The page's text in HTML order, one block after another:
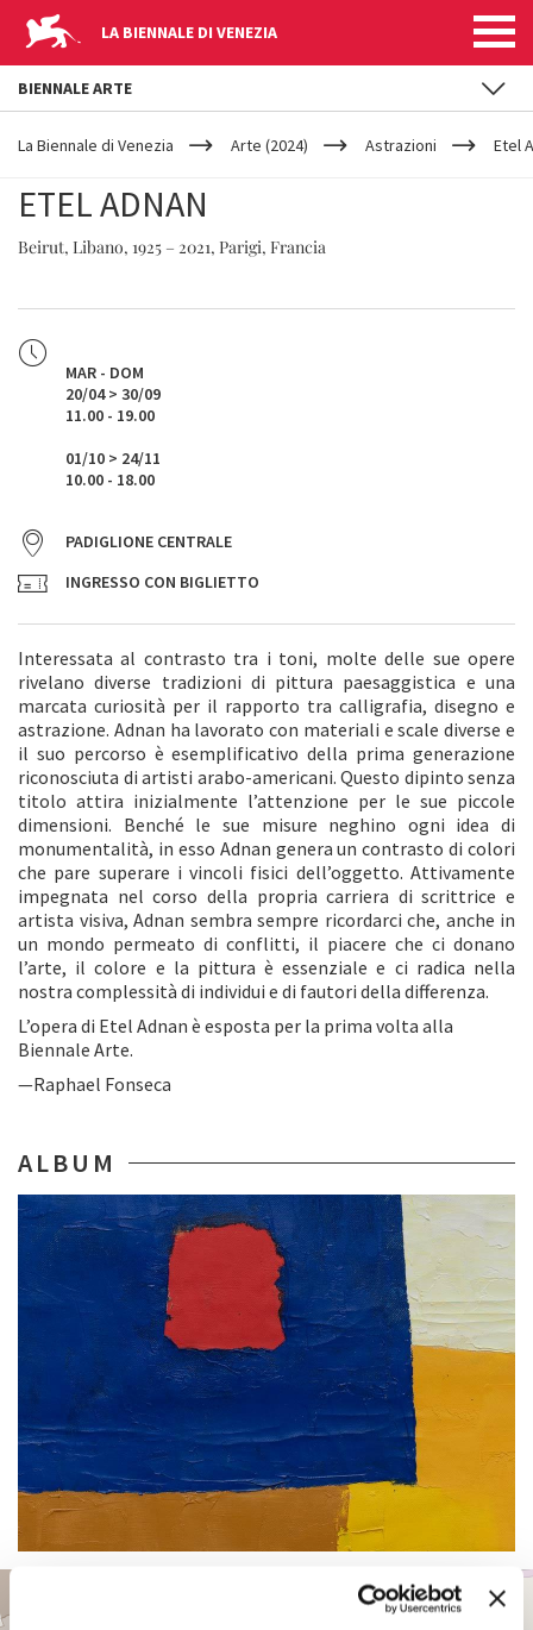
LA BIENNALE DI VENEZIA
YOUR
ARE
La Biennale di Venezia Arte (2024) Astrazioni Etel
ETEL ADNAN
Beirut, Libano, 1925 – 2021, Parigi, Francia
MAR - DOM
20/04 > 30/09
11.00 - 19.00
01/10 > 24/11
10.00 - 18.00
PADIGLIONE CENTRALE
INGRESSO CON BIGLIETTO
Interessata al contrasto tra i toni, molte delle sue opere
rivelano diverse tradizioni di pittura paesaggistica e una
marcata curiosità per il rapporto tra calligrafia, disegno e
astrazione. Adnan ha lavorato con materiali e scale diverse e
il suo percorso è esemplificativo della prima generazione
riconosciuta di artisti arabo-americani. Questo dipinto senza
titolo attira inizialmente l’attenzione per le sue piccole
dimensioni. Benché le sue misure neghino ogni idea di
monumentalità, in esso Adnan genera un contrasto di colori
che pare superare i vincoli fisici dell’oggetto. Attivamente
impegnata nel corso della propria carriera di scrittrice e
artista visiva, Adnan sembra sempre ricordarci che, anche in
un mondo permeato di conflitti, il piacere che ci donano
l’arte, il colore e la pittura è essenziale e ci radica nella
nostra complessità di individui e di fautori della differenza.
L’opera di Etel Adnan è esposta per la prima volta alla
Biennale Arte.
—Raphael Fonseca
ALBUM
CENTRALE
+
BIENNALE ARTE